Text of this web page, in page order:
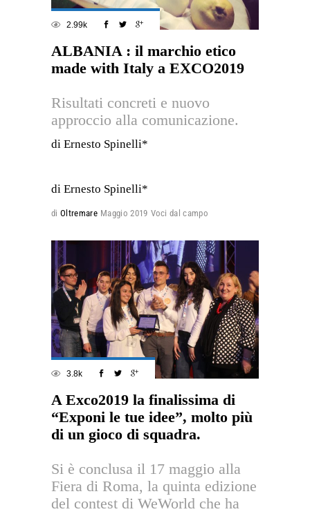
2.99k
ALBANIA : il marchio etico
made with Italy a EXCO2019
Risultati concreti e nuovo
approccio alla comunicazione.
di Ernesto Spinelli*
di Ernesto Spinelli*
di Oltremare Maggio 2019 Voci dal campo
3.8k
A Exco2019 la finalissima di
“Exponi le tue idee”, molto più
di un gioco di squadra.
Si è conclusa il 17 maggio alla
Fiera di Roma, la quinta edizione
del contest di WeWorld che ha